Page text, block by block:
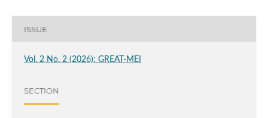
ISSUE
Vol. 2 No. 2 (2026): GREAT-MEI
SECTION